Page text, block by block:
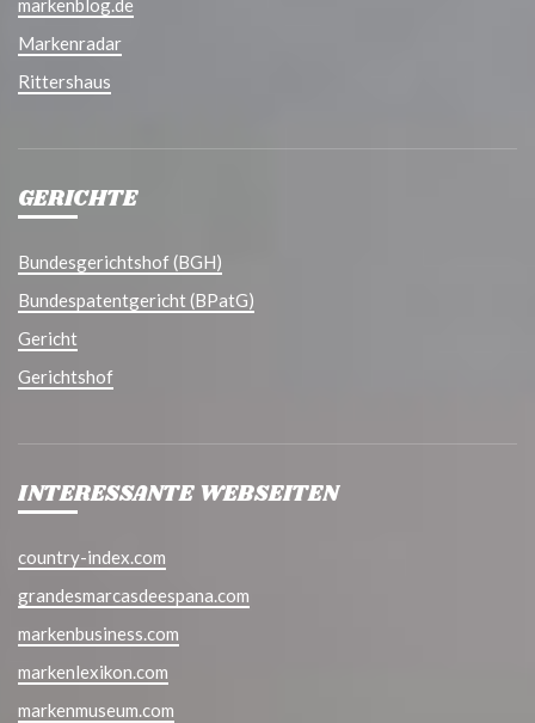
markenblog.de
Markenradar
Rittershaus
GERICHTE
Bundesgerichtshof (BGH)
Bundespatentgericht (BPatG)
Gericht
Gerichtshof
INTERESSANTE WEBSEITEN
country-index.com
grandesmarcasdeespana.com
markenbusiness.com
markenlexikon.com
markenmuseum.com